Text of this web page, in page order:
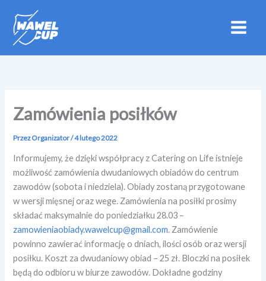
treści
Zamówienia posiłków
PrzezOrganizator/4 lutego 2022
Informujemy, że dzięki współpracy z Catering on Life istnieje
możliwość zamówienia dwudaniowych obiadów do centrum
zawodów (sobota i niedziela). Obiady zostaną przygotowane
w wersji mięsnej oraz wege. Zamówienia na posiłki prosimy
składać maksymalnie do poniedziałku 28.03 –
zamowieniaobiady.wawelcup@gmail.com. Zamówienie
powinno zawierać informację o dniach, ilości osób oraz wersji
posiłku. Koszt za dwudaniowy obiad – 25 zł. Bloczki na posiłek
będą do odbioru w biurze zawodów. Dokładne godziny